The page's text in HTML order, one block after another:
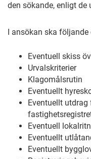
den sökande, enligt
I ansökan ska
Eventuell skiss
Urvalskriterier
Klagomålsrutin
Eventuellt
Eventuellt utdrag
Eventuell
Eventuellt
Eventuellt